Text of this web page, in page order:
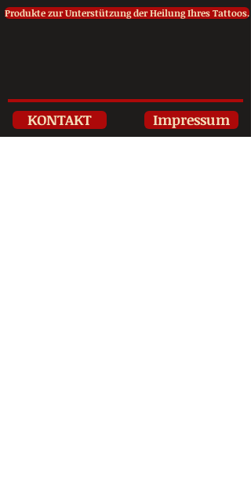
Produkte zur Unterstützung der Heilung Ihres Tattoos.
KONTAKT Impressum